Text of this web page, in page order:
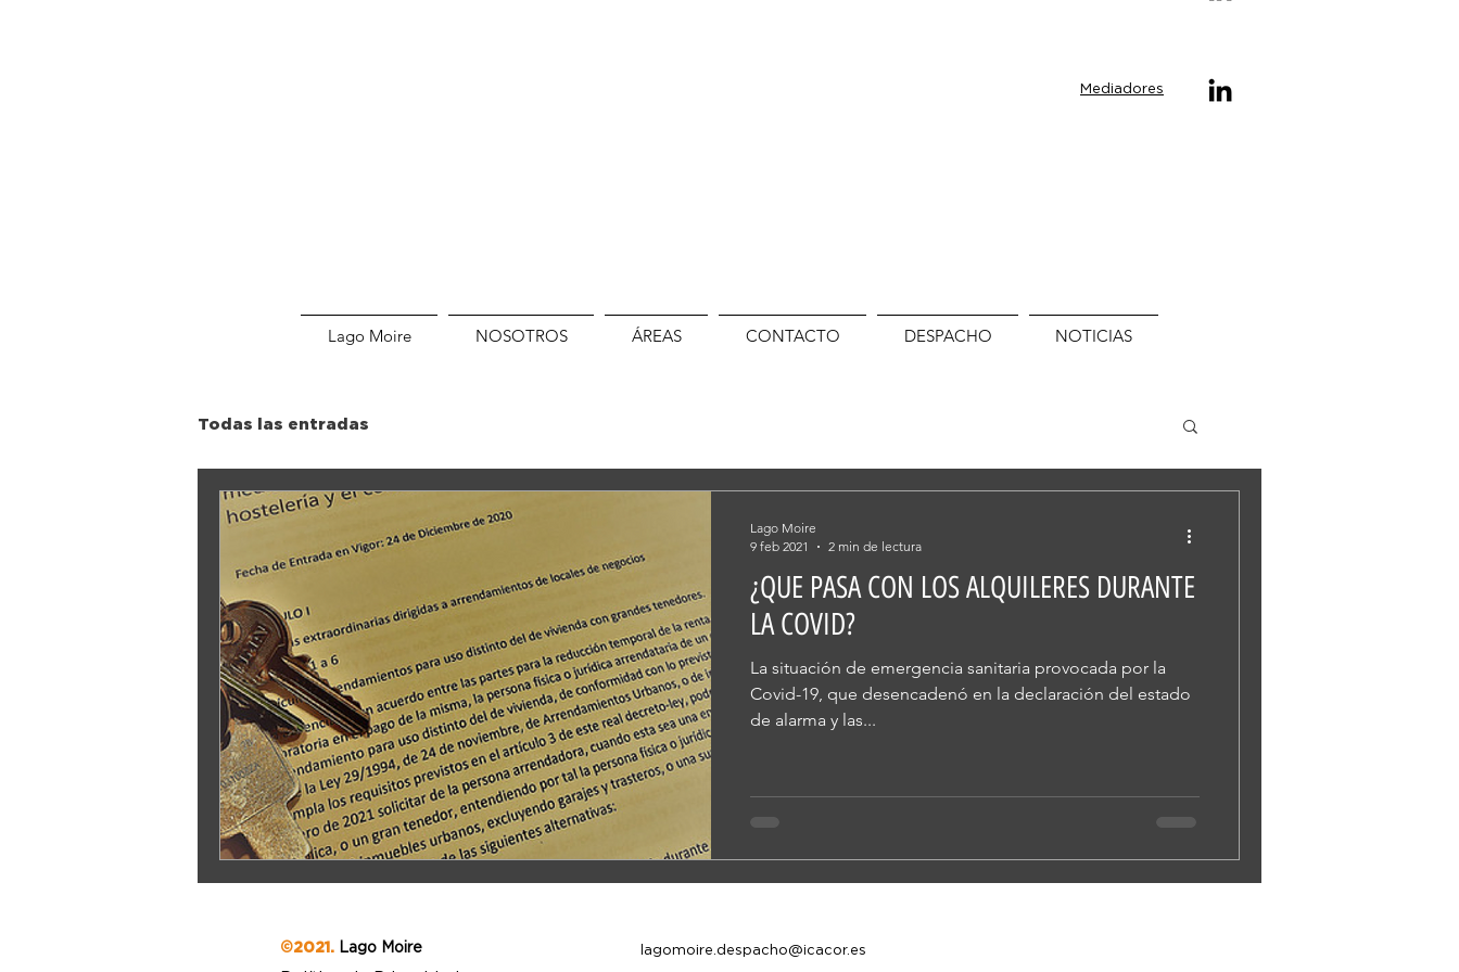
Lago Moire NOSOTROS ÁREAS CONTACTO DESPACHO NOTICIAS
Mediadores
Todas las entradas
¿QUE PASA CON LOS ALQUILERES DURANTE
LA COVID?
La situación de emergencia sanitaria provocada por la
Covid-19, que desencadenó en la declaración del estado
de alarma y las...
Lago Moire
9 feb 2021
2 min de lectura
©2021. Lago Moire lagomoire.despacho@icacor.es